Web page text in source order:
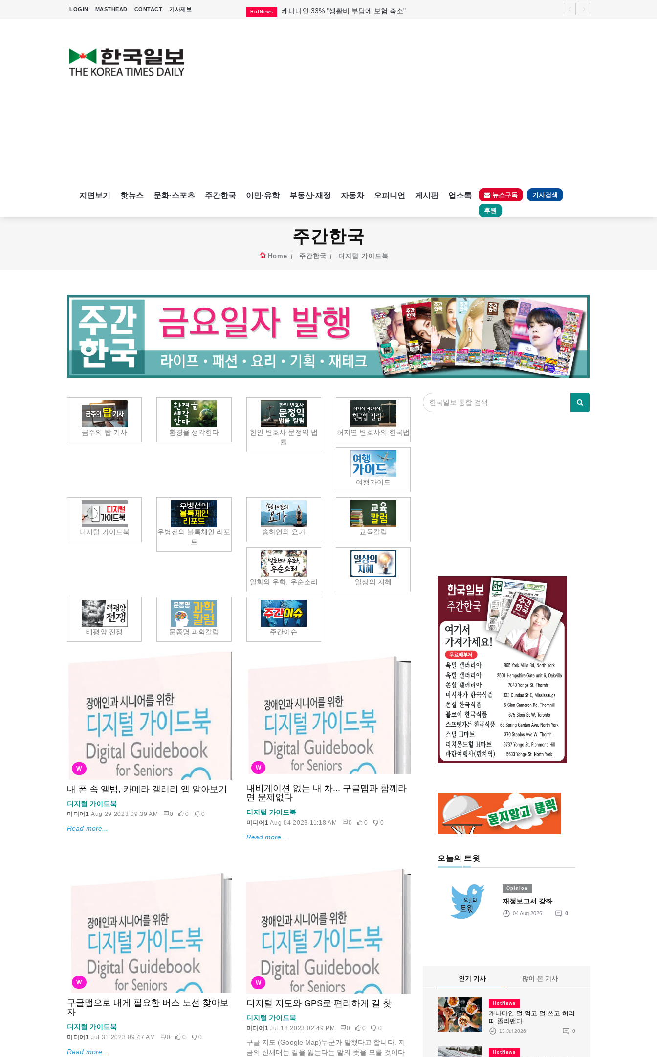
LOGIN MASTHEAD CONTACT 기사제보 HotNews 캐나다인 33% "생활비 부담에 보험 축소"
지면보기 핫뉴스 문화·스포츠 주간한국 이민·유학 부동산·재정 자동차 오피니언 게시판 업소록 뉴스구독 기사검색
후원
주간한국
Home 주간한국 디지털 가이드북
금주의 탑 기사 환경을 생각한다
한인 변호사 문정익 법
률
허지연 변호사의 한국법
여행가이드
디지털 가이드북
우병선의 블록체인 리포
트
송하연의 요가 교육칼럼
일화와 우화, 우순소리 일상의 지혜
태평양 전쟁 문종명 과학칼럼 주간이슈
W
내 폰 속 앨범, 카메라 갤러리 앱 알아보기
디지털 가이드북
미디어1 Aug 29 2023 09:39 AM 0 0 0
Read more...
W
내비게이션 없는 내 차... 구글맵과 함께라
면 문제없다
디지털 가이드북
미디어1 Aug 04 2023 11:18 AM 0 0 0
Read more...
W
구글맵으로 내게 필요한 버스 노선 찾아보
자
디지털 가이드북
미디어1 Jul 31 2023 09:47 AM 0 0 0
Read more...
W
디지털 지도와 GPS로 편리하게 길 찾
디지털 가이드북
미디어1 Jul 18 2023 02:49 PM 0 0 0
구글 지도 (Google Map)누군가 말했다고 합니다. 지
금의 신세대는 길을 잃는다는 말의 뜻을 모를 것이다
오늘의 트윗
Opinion
재정보고서 강좌
04 Aug 2026 0
인기 기사 많이 본 기사
HotNews
캐나다인 덜 먹고 덜 쓰고 허리
띠 졸라맨다
13 Jul 2026 0
HotNews